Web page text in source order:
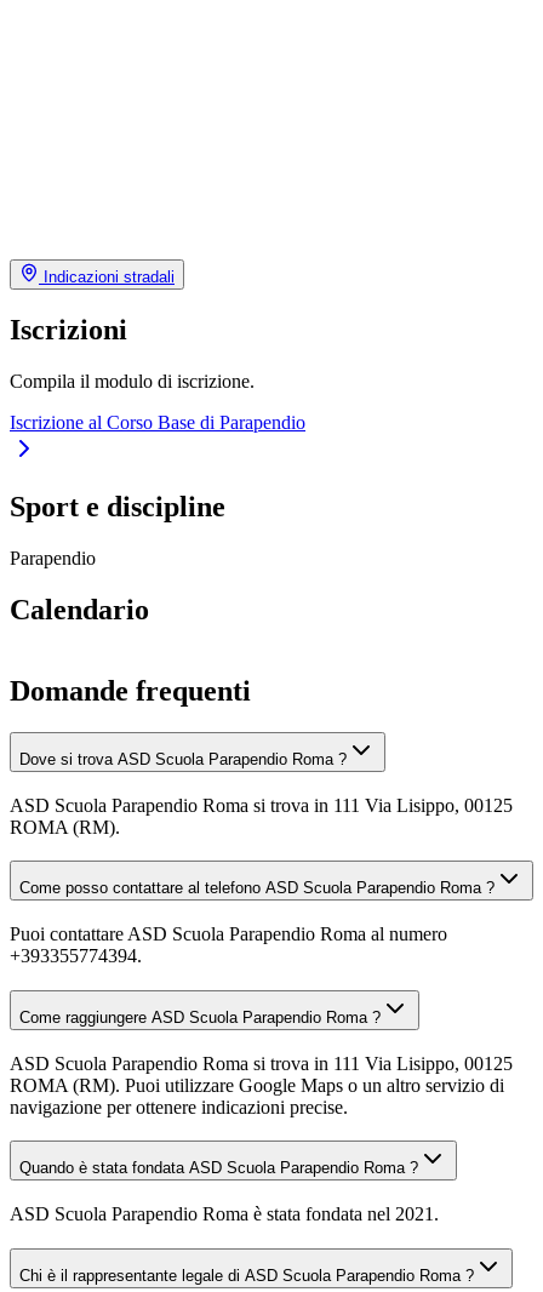
Indicazioni stradali
Iscrizioni
Compila il modulo di iscrizione.
Iscrizione al Corso Base di Parapendio
Sport e discipline
Parapendio
Calendario
Domande frequenti
Dove si trova ASD Scuola Parapendio Roma ?
ASD Scuola Parapendio Roma si trova in 111 Via Lisippo, 00125
ROMA (RM).
Come posso contattare al telefono ASD Scuola Parapendio Roma ?
Puoi contattare ASD Scuola Parapendio Roma al numero
+393355774394.
Come raggiungere ASD Scuola Parapendio Roma ?
ASD Scuola Parapendio Roma si trova in 111 Via Lisippo, 00125
ROMA (RM). Puoi utilizzare Google Maps o un altro servizio di
navigazione per ottenere indicazioni precise.
Quando è stata fondata ASD Scuola Parapendio Roma ?
ASD Scuola Parapendio Roma è stata fondata nel 2021.
Chi è il rappresentante legale di ASD Scuola Parapendio Roma ?